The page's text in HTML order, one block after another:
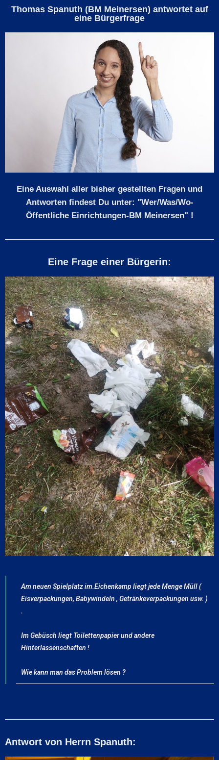
Thomas Spanuth (BM Meinersen) antwortet auf
eine Bürgerfrage
Eine Auswahl aller bisher gestellten Fragen und
Antworten findest Du unter: "Wer/Was/Wo-
Öffentliche Einrichtungen-BM Meinersen" !
Eine Frage einer Bürgerin:
Am neuen Spielplatz im.Eichenkamp liegt jede Menge Müll (
Eisverpackungen, Babywindeln , Getränkeverpackungen usw. )
.
Im Gebüsch liegt Toilettenpapier und andere
Hinterlassenschaften !
Wie kann man das Problem lösen ?
Antwort von Herrn Spanuth: